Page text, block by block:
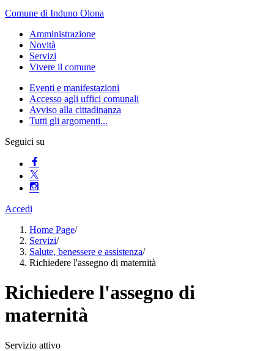
Comune di Induno Olona
Amministrazione
Novità
Servizi
Vivere il comune
Eventi e manifestazioni
Accesso agli uffici comunali
Avviso alla cittadinanza
Tutti gli argomenti...
Seguici su
Accedi
Home Page/
Servizi/
Salute, benessere e assistenza/
Richiedere l'assegno di maternità
Richiedere l'assegno di
maternità
Servizio attivo